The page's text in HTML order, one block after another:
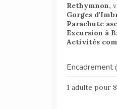
Rethymnon,
Gorges
Parachute
Excursion à
Activités
Encadrement
1 adulte pour